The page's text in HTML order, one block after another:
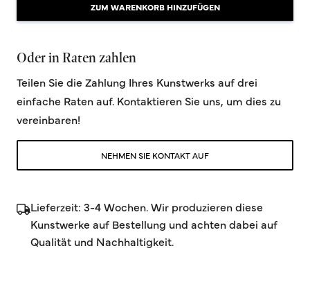
ZUM WARENKORB HINZUFÜGEN
Oder in Raten zahlen
Teilen Sie die Zahlung Ihres Kunstwerks auf drei
einfache Raten auf. Kontaktieren Sie uns, um dies zu
vereinbaren!
NEHMEN SIE KONTAKT AUF
Lieferzeit: 3-4 Wochen. Wir produzieren diese
Kunstwerke auf Bestellung und achten dabei auf
Qualität und Nachhaltigkeit.